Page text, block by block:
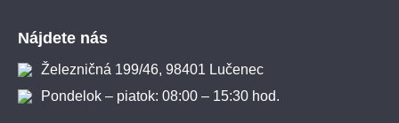
Nájdete nás
Železničná 199/46, 98401 Lučenec
Pondelok – piatok: 08:00 – 15:30 hod.